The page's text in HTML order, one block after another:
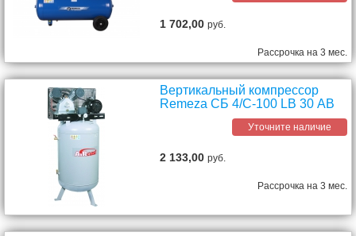
1 702,00руб.
Рассрочка на 3 мес.
Вертикальный компрессор
Remeza СБ 4/С-100 LB 30 АВ
Уточните наличие
2 133,00руб.
Рассрочка на 3 мес.